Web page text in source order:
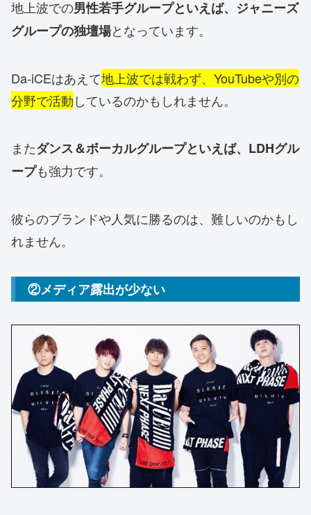
地上波での男性若手グループといえば、ジャニーズ
グループの独壇場となっています。
Da-iCEはあえて地上波では戦わず、YouTubeや別の
分野で活動しているのかもしれません。
またダンス＆ボーカルグループといえば、LDHグル
ープも強力です。
彼らのブランドや人気に勝るのは、難しいのかもし
れません。
②メディア露出が少ない